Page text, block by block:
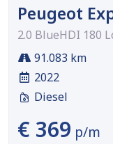
Peugeot
2.0 BlueHDI 180
91.083 km
2022
Diesel
€ 369 p/m